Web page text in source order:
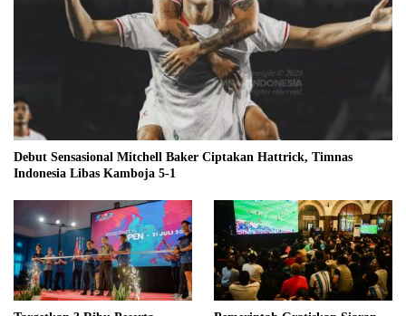
Debut Sensasional Mitchell Baker Ciptakan Hattrick, Timnas
Indonesia Libas Kamboja 5-1